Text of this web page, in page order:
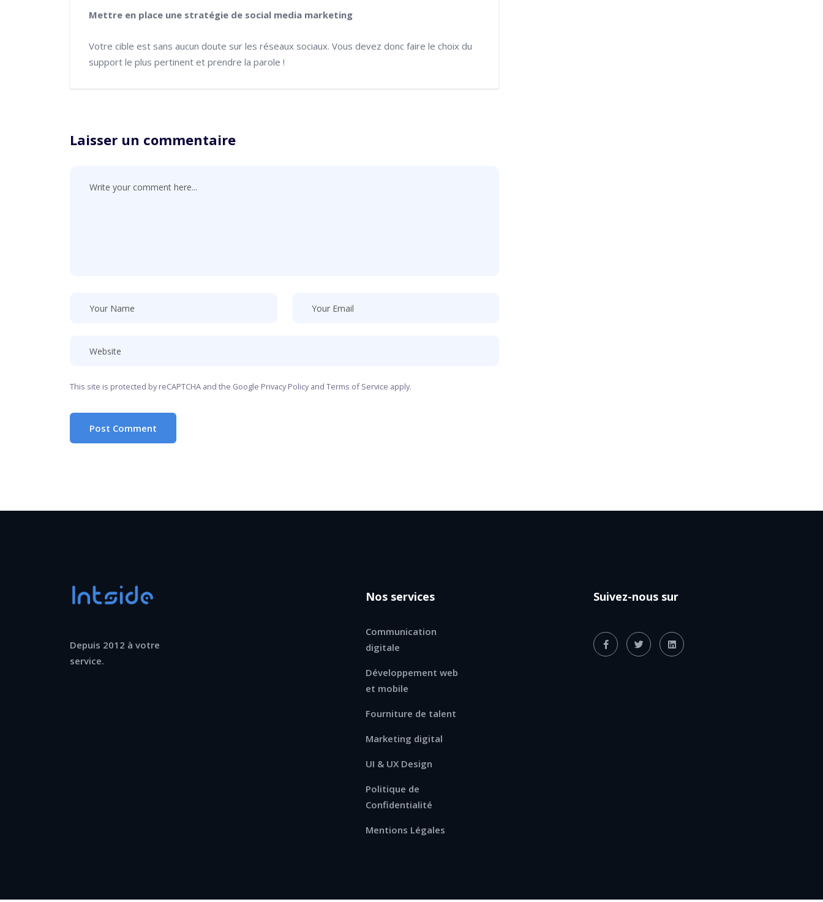
Mettre en place une stratégie de social media marketing
Votre cible est sans aucun doute sur les réseaux sociaux. Vous devez donc faire le choix du
support le plus pertinent et prendre la parole !
Laisser un commentaire
This site is protected by reCAPTCHA and the Google Privacy Policyand Terms of Service apply.
Post Comment
Depuis 2012 à votre
service.
Nos services
Communication
digitale
Développement web
et mobile
Fourniture de talent
Marketing digital
UI & UX Design
Politique de
Confidentialité
Mentions Légales
Suivez-nous sur